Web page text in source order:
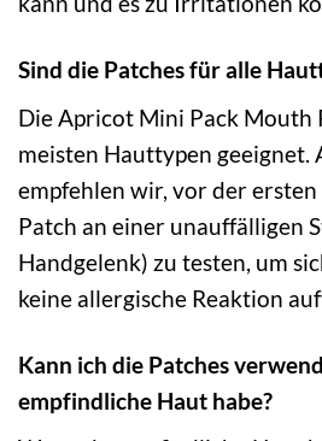
Sind die Patches für alle
Die Apricot Mini Pack Mouth
meisten Hauttypen geeignet.
empfehlen wir, vor der
Patch an einer unauffälligen
Handgelenk) zu testen, um
keine allergische Reaktion
Kann ich die Patches
empfindliche Haut habe?